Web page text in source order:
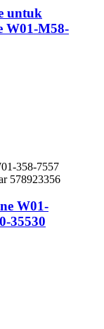
untuk
W01-M58-
W01-
35530